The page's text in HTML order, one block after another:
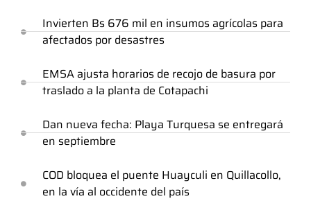
Invierten Bs 676 mil en insumos agrícolas para
afectados por desastres
EMSA ajusta horarios de recojo de basura por
traslado a la planta de Cotapachi
Dan nueva fecha: Playa Turquesa se entregará
en septiembre
COD bloquea el puente Huayculi en Quillacollo,
en la vía al occidente del país